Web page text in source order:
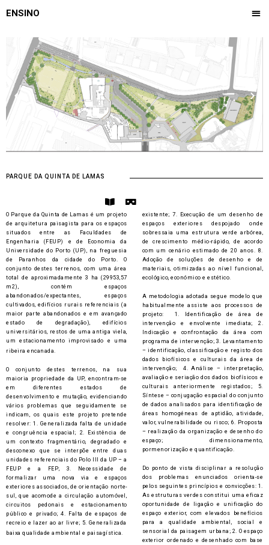
ENSINO
Previous Next
PARQUE DA QUINTA DE LAMAS
B
o
o
k
-
o
p
e
n
V
O Parque da Quinta de Lamas é um projeto
de arquitetura paisagista para os espaços
situados entre as Faculdades de
Engenharia (FEUP) e de Economia da
Universidade do Porto (UP), na freguesia
de Paranhos da cidade do Porto. O
conjunto destes terrenos, com uma área
total de aproximadamente 3 ha (29953,57
m2), contém espaços
abandonados/expectantes, espaços
cultivados, edifícios rurais referenciais (a
maior parte abandonados e em avançado
estado de degradação), edifícios
universitários, restos de uma antiga viela,
um estacionamento improvisado e uma
ribeira encanada.
O conjunto destes terrenos, na sua
maioria propriedade da UP, encontram-se
em diferentes estados de
desenvolvimento e mutação, evidenciando
vários problemas que seguidamente se
indicam, os quais este projeto pretende
resolver: 1. Generalizada falta de unidade
e congruência espacial; 2. Existência de
um contexto fragmentário, degradado e
desconexo que se interpõe entre duas
unidades referenciais do Polo III da UP – a
FEUP e a FEP; 3. Necessidade de
formalizar uma nova via e espaços
exteriores associados, de orientação norte-
sul, que acomode a circulação automóvel,
circuitos pedonais e estacionamento
público e privado; 4. Falta de espaços de
recreio e lazer ao ar livre; 5. Generalizada
baixa qualidade ambiental e paisagística.
existente; 7. Execução de um desenho de
espaços exteriores despojado onde
sobressaia uma estrutura verde arbórea,
de crescimento médio-rápido, de acordo
com um cenário estimado de 20 anos. 8.
Adoção de soluções de desenho e de
materiais, otimizadas ao nível funcional,
ecológico, económico e estético.
A metodologia adotada segue modelo que
habitualmente assiste aos processos de
projeto: 1. Identificação de área de
intervenção e envolvente imediata; 2.
Indicação e confrontação da área com
programa de intervenção; 3. Levantamento
– identificação, classificação e registo dos
dados biofísicos e culturais da área de
intervenção; 4. Análise – interpretação,
avaliação e seriação dos dados biofísicos e
culturais anteriormente registados; 5.
Síntese – conjugação espacial do conjunto
de dados analisados para identificação de
áreas homogéneas de aptidão, atividade,
valor, vulnerabilidade ou risco; 6. Proposta
– realização da organização e desenho do
espaço; dimensionamento,
pormenorização e quantificação.
Do ponto de vista disciplinar a resolução
dos problemas enunciados orienta-se
pelos seguintes princípios e convicções: 1.
As estruturas verdes constitui uma eficaz
oportunidade de ligação e unificação do
espaço exterior, com elevados benefícios
para a qualidade ambiental, social e
sensorial da paisagem urbana; 2. O espaço
exterior ordenado e desenhado com base